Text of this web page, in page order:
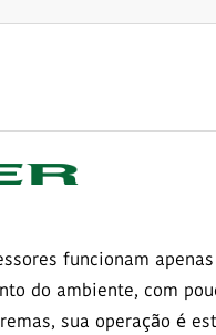
funcionam
do ambiente, com
sua operação é